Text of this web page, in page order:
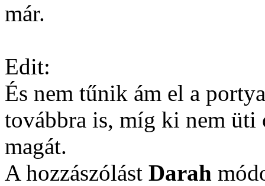
már.
Edit:
És nem tűnik ám el a
továbbra is, míg ki nem üti
magát.
A hozzászólást Darah